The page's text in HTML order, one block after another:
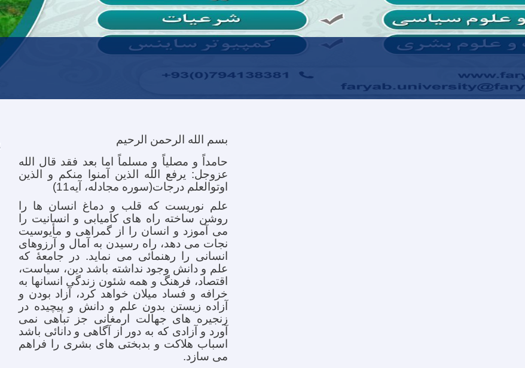
بسم الله الرحمن الرحیم
حامداً و مصلیاً و مسلماً اما بعد فقد قال الله
عزوجل: یرفع الله الذین آمنوا منکم و الذین
اوتوالعلم درجات(سوره مجادله، آیه11)
علم نوریست که قلب و دماغ انسان ها را
روشن ساخته راه های کامیابی و انسانیت را
می آموزد و انسان را از گمراهی و مأیوسیت
نجات می دهد، راه رسیدن به آمال و آرزوهای
انسانی را رهنمائی می نماید. در جامعۀ که
علم و دانش وجود نداشته باشد دین، سیاست،
اقتصاد، فرهنگ و همه شئون زندگی انسانها به
خرافه و فساد میلان خواهد کرد، آزاد بودن و
آزاده زیستن بدون علم و دانش و پیچیده در
زنجیره های جهالت ارمغانی جز تباهی نمی
آورد و آزادی که به دور از آگاهی و دانائی باشد
اسباب هلاکت و بدبختی های بشری را فراهم
می سازد.